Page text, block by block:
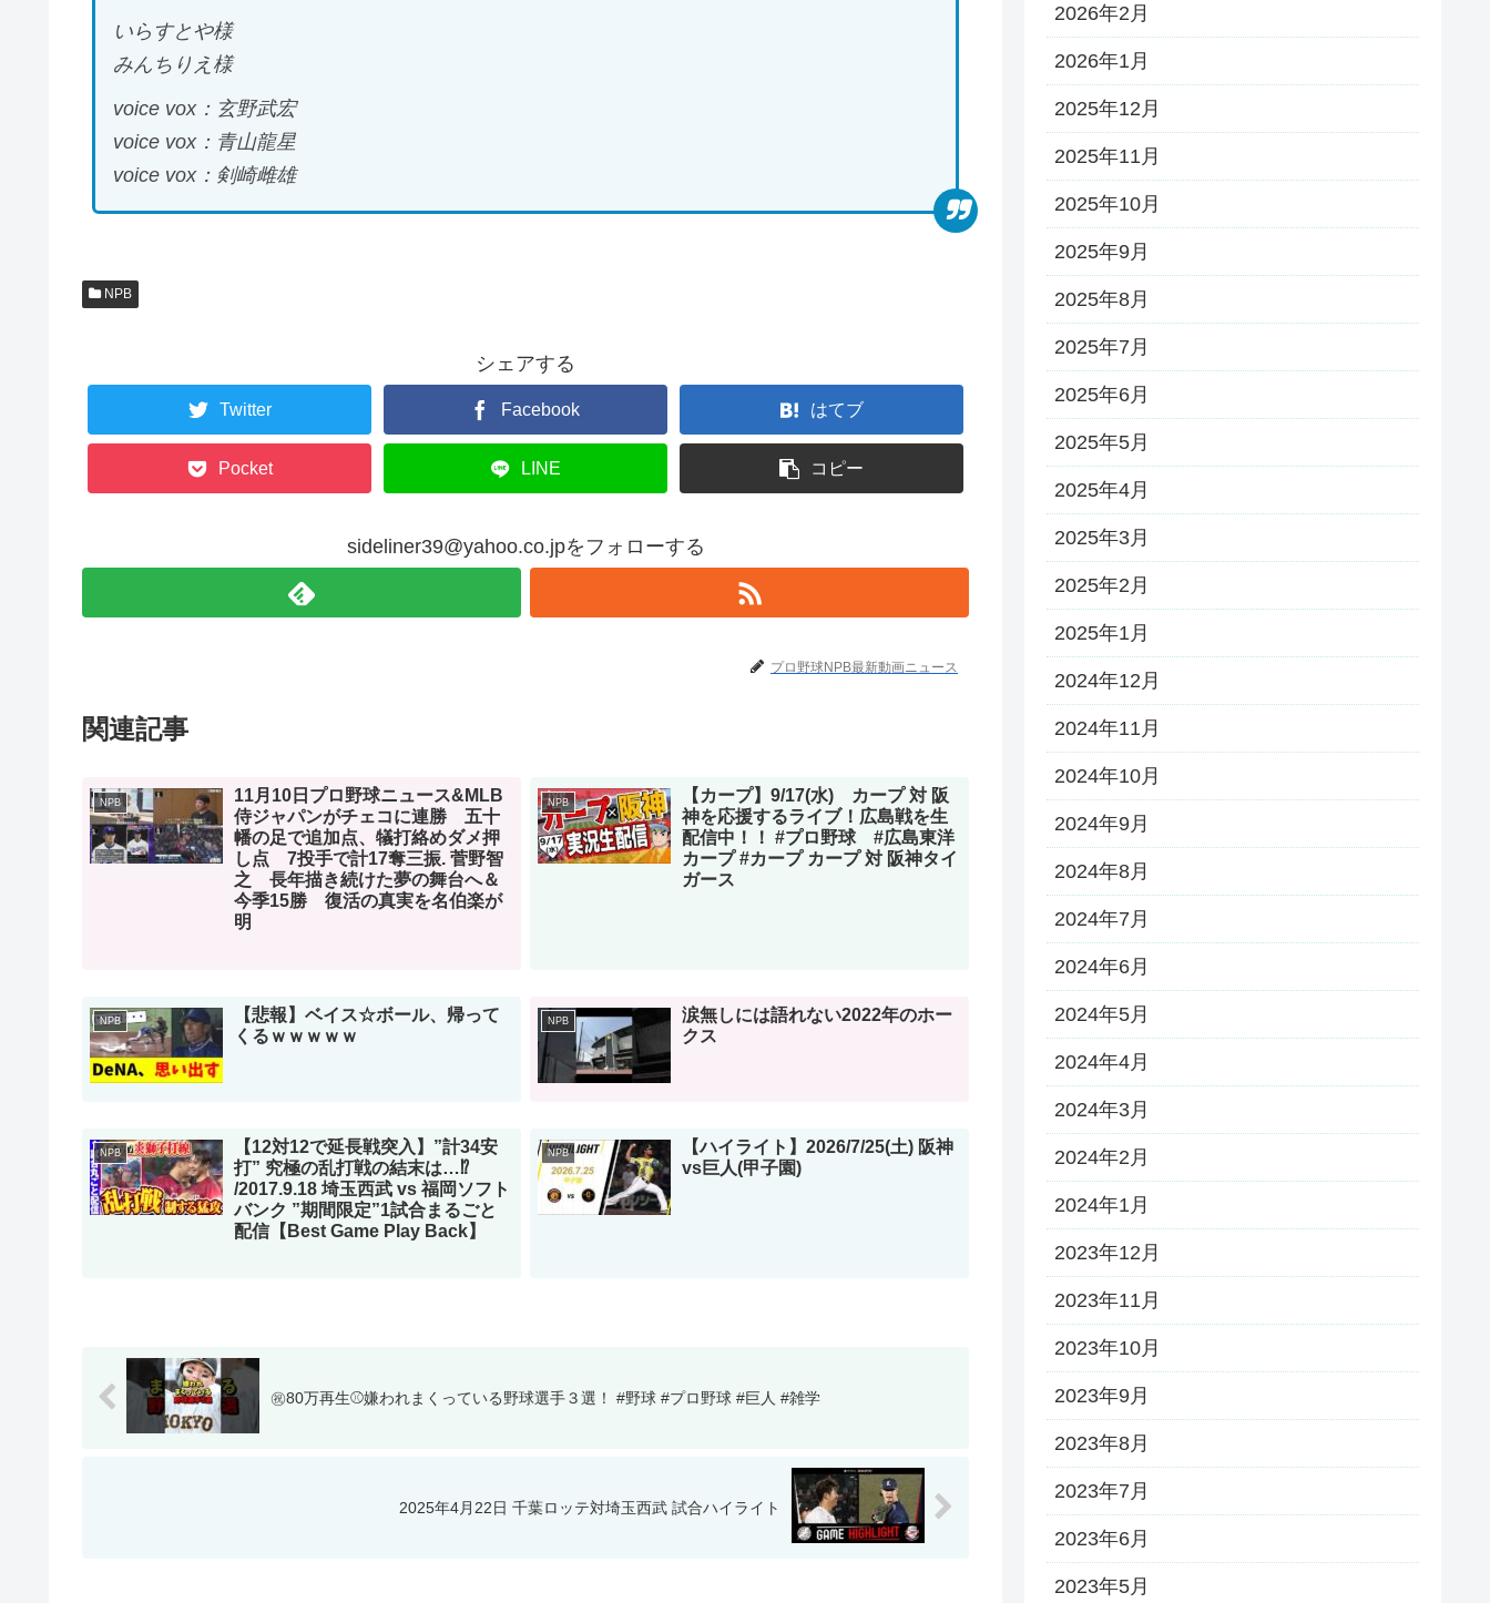
いらすとや様
みんちりえ様
voice vox：玄野武宏
voice vox：青山龍星
voice vox：剣崎雌雄
NPB
シェアする
Twitter Facebook はてブ
Pocket LINE コピー
sideliner39@yahoo.co.jpをフォローする
プロ野球NPB最新動画ニュース
関連記事
NPB
11月10日プロ野球ニュース&MLB
侍ジャパンがチェコに連勝 五十
幡の足で追加点、犠打絡めダメ押
し点 7投手で計17奪三振. 菅野智
之 長年描き続けた夢の舞台へ＆
今季15勝 復活の真実を名伯楽が
明
NPB
【カープ】9/17(水) カープ 対 阪
神を応援するライブ！広島戦を生
配信中！！ #プロ野球 #広島東洋
カープ #カープ カープ 対 阪神タイ
ガース
NPB
【悲報】ベイス☆ボール、帰って
くるｗｗｗｗｗ
NPB
涙無しには語れない2022年のホー
クス
NPB
【12対12で延長戦突入】”計34安
打” 究極の乱打戦の結末は…⁉
/2017.9.18 埼玉西武 vs 福岡ソフト
バンク ”期間限定”1試合まるごと
配信【Best Game Play Back】
NPB
【ハイライト】2026/7/25(土) 阪神
vs巨人(甲子園)
㊗️80万再生⚾️嫌われまくっている野球選手３選！ #野球 #プロ野球 #巨人 #雑学
2025年4月22日 千葉ロッテ対埼玉西武 試合ハイライト
2026年2月
2026年1月
2025年12月
2025年11月
2025年10月
2025年9月
2025年8月
2025年7月
2025年6月
2025年5月
2025年4月
2025年3月
2025年2月
2025年1月
2024年12月
2024年11月
2024年10月
2024年9月
2024年8月
2024年7月
2024年6月
2024年5月
2024年4月
2024年3月
2024年2月
2024年1月
2023年12月
2023年11月
2023年10月
2023年9月
2023年8月
2023年7月
2023年6月
2023年5月